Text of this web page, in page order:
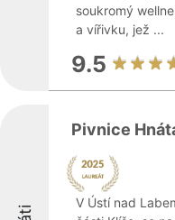
soukromý
a vířivku, jež ...
9.5
Pivnice
V Ústí nad